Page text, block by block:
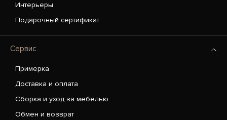
Интерьеры
Подарочный сертификат
Сервис
Примерка
Доставка и оплата
Сборка и уход за мебелью
Обмен и возврат